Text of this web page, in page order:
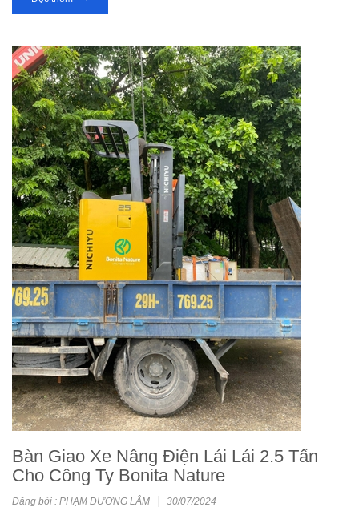
Bàn Giao Xe Nâng Điện Lái Lái 2.5 Tấn
Cho Công Ty Bonita Nature
Đăng bởi : PHẠM DƯƠNG LÂM 30/07/2024